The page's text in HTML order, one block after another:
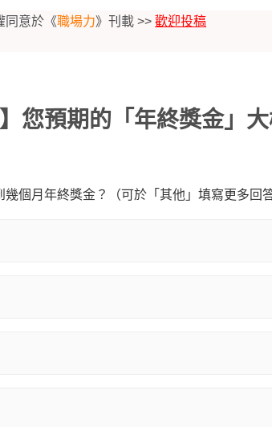
同意於《職場力》刊載 >> 歡迎投稿
】您預期的「年終獎金」
個月年終獎金？（可於「其他」填寫更多回答